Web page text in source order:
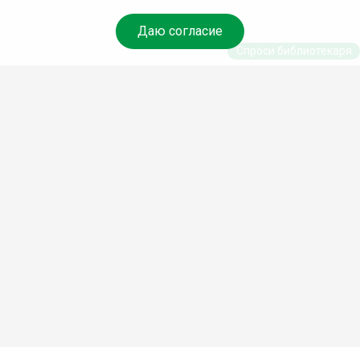
Даю согласие
Спроси библиотекаря